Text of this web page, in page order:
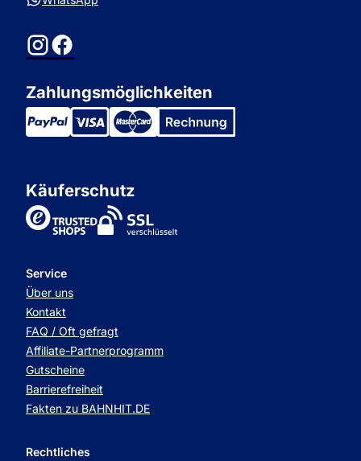
InstagramFacebook
Zahlungsmöglichkeiten
Käuferschutz
TrustedShops
Service
Über uns
Kontakt
FAQ / Oft gefragt
Affiliate-Partnerprogramm
Gutscheine
Barrierefreiheit
Fakten zu BAHNHIT.DE
Rechtliches